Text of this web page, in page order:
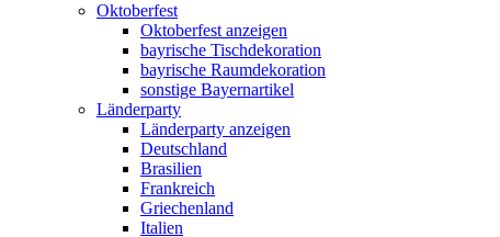
Oktoberfest
Oktoberfest anzeigen
bayrische Tischdekoration
bayrische Raumdekoration
sonstige Bayernartikel
Länderparty
Länderparty anzeigen
Deutschland
Brasilien
Frankreich
Griechenland
Italien